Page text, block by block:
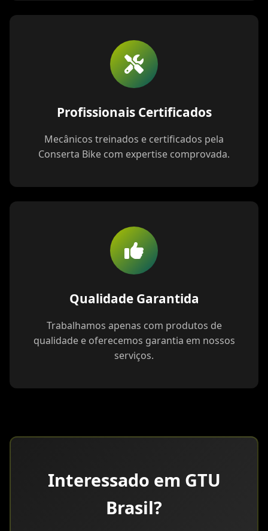
Profissionais Certificados
Mecânicos treinados e certificados pela
Conserta Bike com expertise comprovada.
Qualidade Garantida
Trabalhamos apenas com produtos de
qualidade e oferecemos garantia em nossos
serviços.
Interessado em GTU
Brasil?